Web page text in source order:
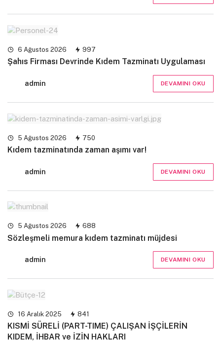
6 Ağustos 2026 997
Şahıs Firması Devrinde Kıdem Tazminatı Uygulaması
admin DEVAMINI OKU
5 Ağustos 2026 750
Kıdem tazminatında zaman aşımı var!
admin DEVAMINI OKU
5 Ağustos 2026 688
Sözleşmeli memura kıdem tazminatı müjdesi
admin DEVAMINI OKU
16 Aralık 2025 841
KISMİ SÜRELİ (PART-TIME) ÇALIŞAN İŞÇİLERİN
KIDEM, İHBAR ve İZİN HAKLARI